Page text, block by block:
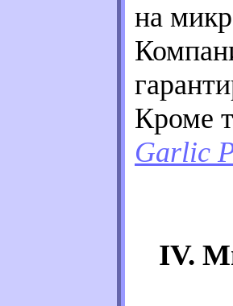
на
Кроме
Garlic
IV.